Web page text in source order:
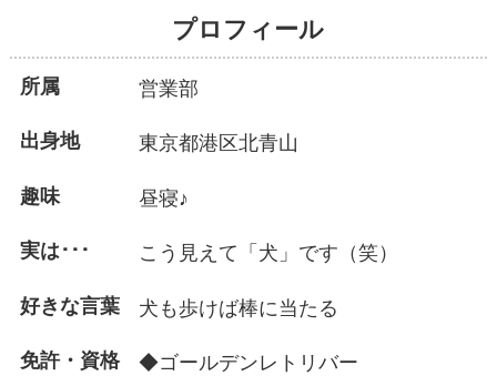
プロフィール
所属 営業部
出身地 東京都港区北青山
趣味 昼寝♪
実は･･･ こう見えて「犬」です（笑）
好きな言葉 犬も歩けば棒に当たる
免許・資格
◆ゴールデンレトリバー